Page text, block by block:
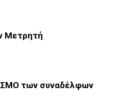
Μετρητή
των συναδέλφων